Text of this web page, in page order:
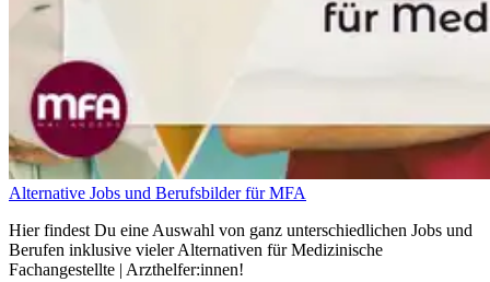
Alternative Jobs und Berufsbilder für MFA
Hier findest Du eine Auswahl von ganz unterschiedlichen Jobs und
Berufen inklusive vieler Alternativen für Medizinische
Fachangestellte | Arzthelfer:innen!